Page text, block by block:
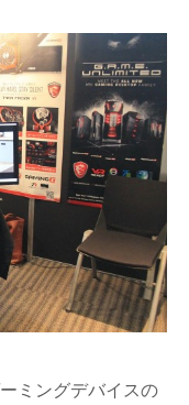
ミングデバイスの